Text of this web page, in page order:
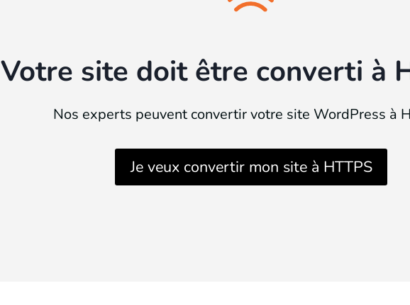
Votre site doit être converti à
Nos experts peuvent convertir votre site WordPress à
Je veux convertir mon site à HTTPS